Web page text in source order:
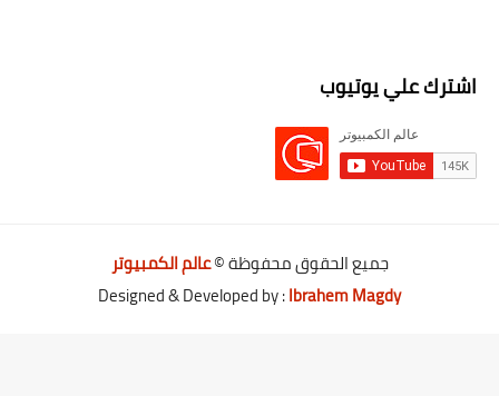
اشترك علي يوتيوب
جميع الحقوق محفوظة ©عالم الكمبيوتر
Designed & Developed by :Ibrahem Magdy